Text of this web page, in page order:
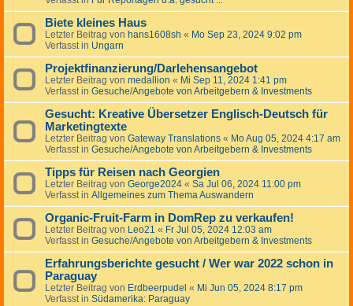
Biete kleines Haus
Letzter Beitrag von hans1608sh « Mo Sep 23, 2024 9:02 pm
Verfasst in Ungarn
Projektfinanzierung/Darlehensangebot
Letzter Beitrag von medallion « Mi Sep 11, 2024 1:41 pm
Verfasst in Gesuche/Angebote von Arbeitgebern & Investments
Gesucht: Kreative Übersetzer Englisch-Deutsch für
Marketingtexte
Letzter Beitrag von Gateway Translations « Mo Aug 05, 2024 4:17 am
Verfasst in Gesuche/Angebote von Arbeitgebern & Investments
Tipps für Reisen nach Georgien
Letzter Beitrag von George2024 « Sa Jul 06, 2024 11:00 pm
Verfasst in Allgemeines zum Thema Auswandern
Organic-Fruit-Farm in DomRep zu verkaufen!
Letzter Beitrag von Leo21 « Fr Jul 05, 2024 12:03 am
Verfasst in Gesuche/Angebote von Arbeitgebern & Investments
Erfahrungsberichte gesucht / Wer war 2022 schon in
Paraguay
Letzter Beitrag von Erdbeerpudel « Mi Jun 05, 2024 8:17 pm
Verfasst in Südamerika: Paraguay